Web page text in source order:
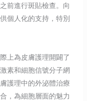
前進行斑貼檢查。向
個人化的支持，特別
上為皮膚護理開闢了
素和細胞信號分子網
護理中的外泌體治療
，為細胞層面的魅力